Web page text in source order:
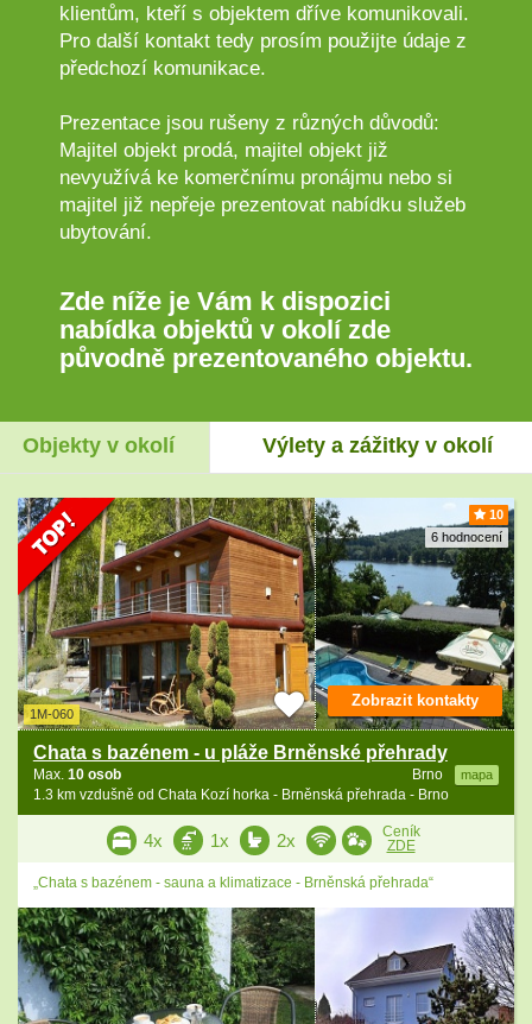
klientům, kteří s objektem dříve komunikovali.
Pro další kontakt tedy prosím použijte údaje z
předchozí komunikace.
Prezentace jsou rušeny z různých důvodů:
Majitel objekt prodá, majitel objekt již
nevyužívá ke komerčnímu pronájmu nebo si
majitel již nepřeje prezentovat nabídku služeb
ubytování.
Zde níže je Vám k dispozici
nabídka objektů v okolí zde
původně prezentovaného objektu.
Objekty v okolí Výlety a zážitky v okolí
10
6 hodnocení
1M-060
Chata s bazénem - u pláže Brněnské přehrady
Brno mapa
Max. 10 osob
1.3 km vzdušně od Chata Kozí horka - Brněnská přehrada - Brno
Zobrazit kontakty
4x 1x 2x
Ceník
ZDE
„Chata s bazénem - sauna a klimatizace - Brněnská přehrada“